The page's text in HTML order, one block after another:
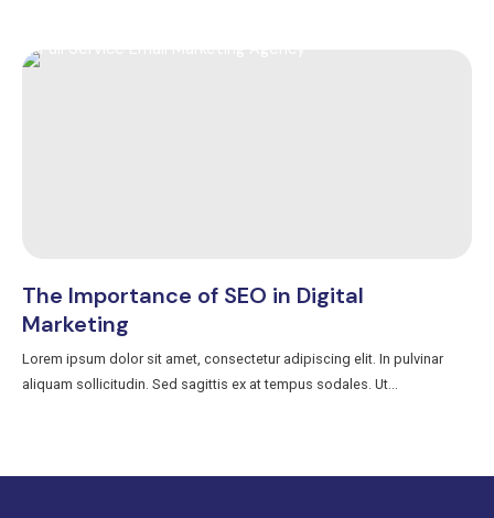
The Importance of SEO in Digital
Marketing
Lorem ipsum dolor sit amet, consectetur adipiscing elit. In pulvinar
aliquam sollicitudin. Sed sagittis ex at tempus sodales. Ut...